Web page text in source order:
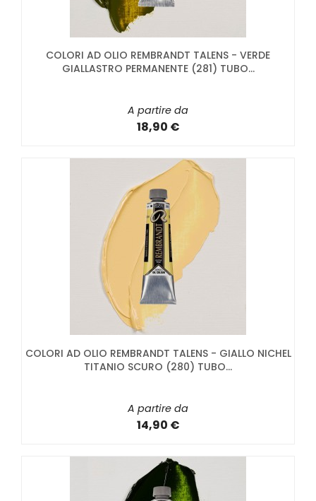
COLORI AD OLIO REMBRANDT TALENS - VERDE
GIALLASTRO PERMANENTE (281) TUBO...
A partire da
18,90 €
COLORI AD OLIO REMBRANDT TALENS - GIALLO NICHEL
TITANIO SCURO (280) TUBO...
A partire da
14,90 €